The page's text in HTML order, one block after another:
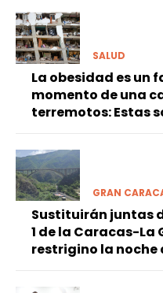
SALUD
La obesidad es un
momento de una
terremotos: Estas
GRAN
Sustituirán juntas
1 de la Caracas-La
restrigino la noche